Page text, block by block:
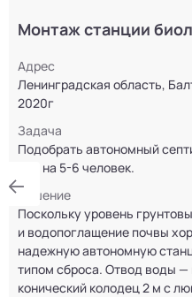
Монтаж станции
Адрес
Ленинградская область,
2020г
Задача
Подобрать автономный
вод на 5-6 человек.
Решение
Поскольку уровень
и водопоглащение почвы
надежную автономную
типом сброса. Отвод воды
конический колодец 2 м с